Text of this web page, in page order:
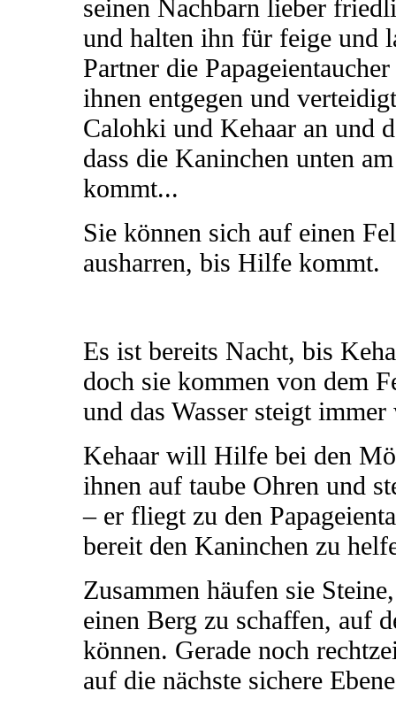
seinen Nachbarn lieber
und halten ihn für feige und
Partner die
ihnen entgegen und
Calohki und Kehaar an und
dass die Kaninchen unten
kommt...
Sie können sich auf einen
ausharren, bis Hilfe kommt.
Es ist bereits Nacht, bis
doch sie kommen von dem
und das Wasser steigt immer
Kehaar will Hilfe bei den
ihnen auf taube Ohren und
– er fliegt zu den
bereit den Kaninchen zu
Zusammen häufen sie
einen Berg zu schaffen, auf
können. Gerade noch
auf die nächste sichere